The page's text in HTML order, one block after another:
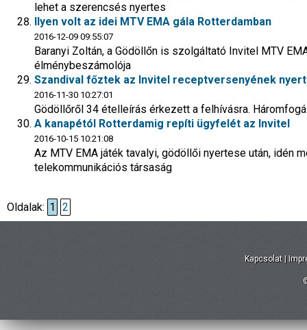
lehet a szerencsés nyertes
Ilyen volt az idei MTV EMA gála Rotterdamban
2016-12-09 09:55:07
Baranyi Zoltán, a Gödöllőn is szolgáltató Invitel MTV
élménybeszámolója
Szandival főztek az Invitel receptversenyének
2016-11-30 10:27:01
Gödöllőről 34 ételleírás érkezett a felhívásra.
A kanapétól Rotterdamig repíti ügyfelét az Invitel
2016-10-15 10:21:08
Az MTV EMA játék tavalyi, gödöllői nyertese után, idén
telekommunikációs társaság
Oldalak: 1 2
Kapcsolat |